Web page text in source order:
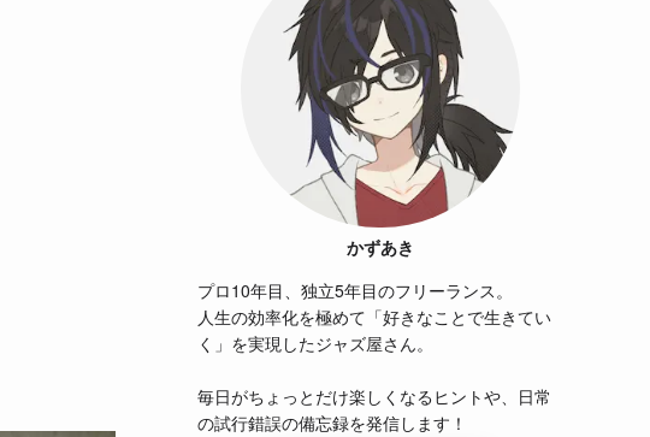
かずあき
プロ10年目、独立5年目のフリーランス。
人生の効率化を極めて「好きなことで生きてい
く」を実現したジャズ屋さん。
毎日がちょっとだけ楽しくなるヒントや、日常
の試行錯誤の備忘録を発信します！